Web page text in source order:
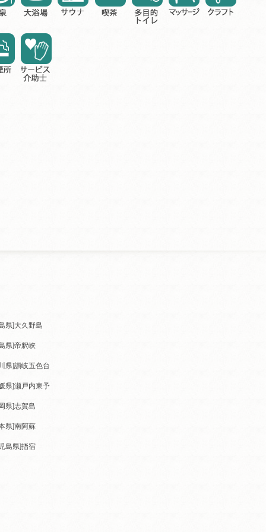
県]大久野島
県]帝釈峡
県]讃岐五色台
県]瀬戸内東予
県]志賀島
県]南阿蘇
島県]指宿